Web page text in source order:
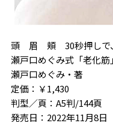
頭 眉 頬 30秒押しで、
瀬戸口めぐみ式「老化筋
瀬戸口めぐみ・著
定価：￥1,430
判型／頁：A5判/144頁
発売日：2022年11月8日